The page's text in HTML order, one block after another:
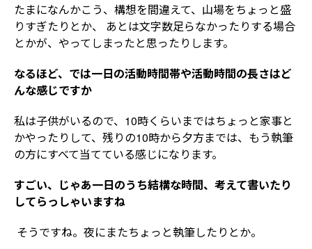
たまになんかこう、構想を間違えて、山場をちょっと盛
りすぎたりとか、 あとは文字数足らなかったりする場合
とかが、やってしまったと思ったりします。
――なるほど、では一日の活動時間帯や活動時間の長さはど
んな感じですか
私は子供がいるので、10時くらいまではちょっと家事と
かやったりして、残りの10時から夕方までは、もう執筆
の方にすべて当てている感じになります。
――すごい、じゃあ一日のうち結構な時間、考えて書いたり
してらっしゃいますね
そうですね。夜にまたちょっと執筆したりとか。